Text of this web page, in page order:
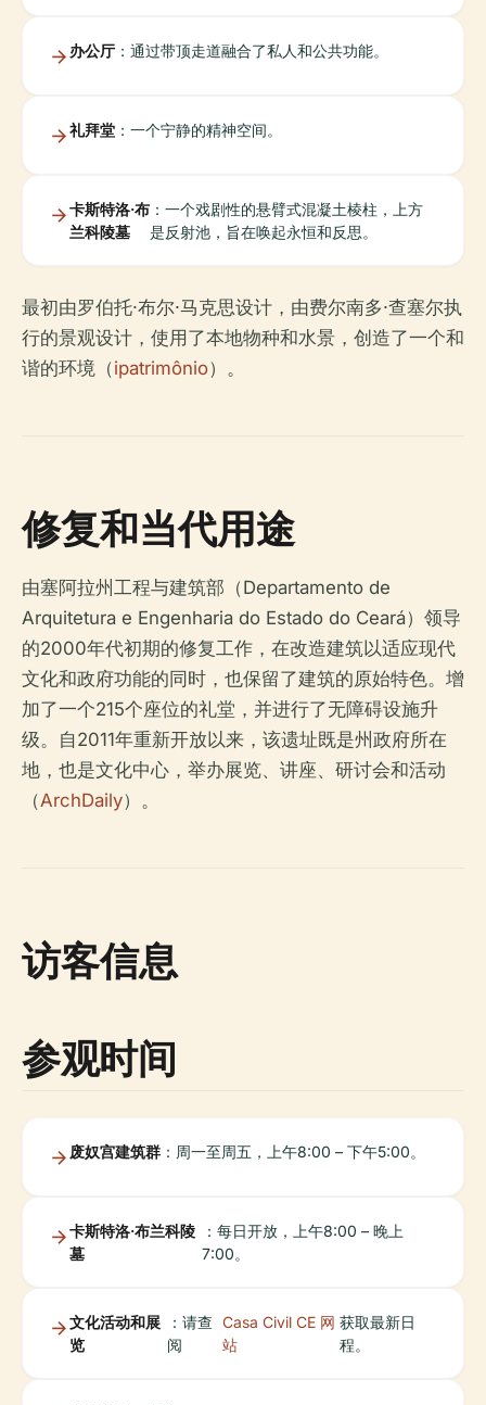
办公厅 ：通过带顶走道融合了私人和公共功能。
礼拜堂 ：一个宁静的精神空间。
卡斯特洛·布
兰科陵墓
：一个戏剧性的悬臂式混凝土棱柱，上方
是反射池，旨在唤起永恒和反思。
最初由罗伯托·布尔·马克思设计，由费尔南多·查塞尔执
行的景观设计，使用了本地物种和水景，创造了一个和
谐的环境（ipatrimônio）。
修复和当代用途
由塞阿拉州工程与建筑部（Departamento de
Arquitetura e Engenharia do Estado do Ceará）领导
的2000年代初期的修复工作，在改造建筑以适应现代
文化和政府功能的同时，也保留了建筑的原始特色。增
加了一个215个座位的礼堂，并进行了无障碍设施升
级。自2011年重新开放以来，该遗址既是州政府所在
地，也是文化中心，举办展览、讲座、研讨会和活动
（ArchDaily）。
访客信息
参观时间
废奴宫建筑群 ：周一至周五，上午8:00 – 下午5:00。
卡斯特洛·布兰科陵
墓
：每日开放，上午8:00 – 晚上
7:00。
文化活动和展
览
：请查
阅
Casa Civil CE 网
站
获取最新日
程。